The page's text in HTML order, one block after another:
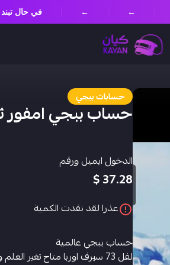
حسابات ببجي
حساب ببجي امفور
الدخول ايميل ورقم
37.28 $
عذرا لقد نفدت الكمية
حساب ببجي عالمية
لفل 73 سيرف اوربا متاح تغير العلم والدولة والسيرفر
في حال